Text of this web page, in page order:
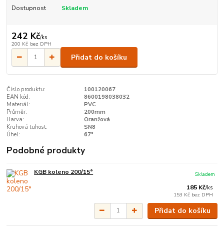
Dostupnost Skladem
242 Kč/ks
200 Kč bez DPH
Přidat do košíku
Číslo produktu:
100120067
EAN kód:
8600198038032
Materiál:
PVC
Průměr:
200mm
Barva:
Oranžová
Kruhová tuhost:
SN8
Úhel:
67°
Podobné produkty
KGB koleno 200/15°
185 Kč/ks
153 Kč bez DPH
Skladem
Přidat do košíku